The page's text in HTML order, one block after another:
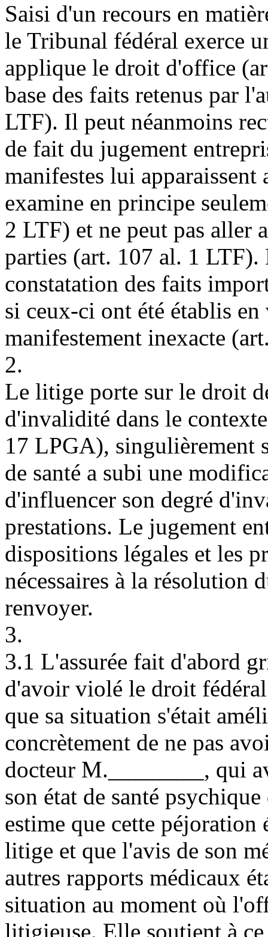
Saisi d'un recours en
le Tribunal fédéral exerce
applique le droit d'office (
base des faits retenus par
LTF). Il peut néanmoins
de fait du jugement
manifestes lui apparaissent
examine en principe
2 LTF) et ne peut pas aller
parties (art. 107 al. 1 LTF).
constatation des faits
si ceux-ci ont été établis
manifestement inexacte (
2.
Le litige porte sur le droit
d'invalidité dans le
17 LPGA), singulièrement
de santé a subi une
d'influencer son degré
prestations. Le jugement
dispositions légales et les
nécessaires à la résolution
renvoyer.
3.
3.1 L'assurée fait d'abord
d'avoir violé le droit
que sa situation s'était
concrètement de ne pas
docteur M.________, qui
son état de santé
estime que cette
litige et que l'avis de son
autres rapports médicaux
situation au moment où
litigieuse. Elle soutient à